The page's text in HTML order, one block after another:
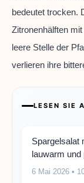
bedeutet trocken.
Zitronenhälften
leere Stelle der
verlieren ihre
LESEN SIE
Spargelsalat
lauwarm
6 Mai 2026 •